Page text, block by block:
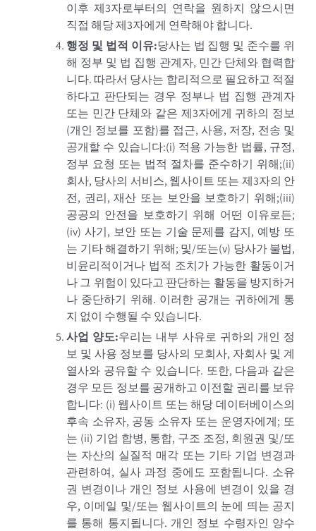
이후 제3자로부터의 연락을 원하지 않으시면
직접 해당 제3자에게 연락해야 합니다.
행정 및 법적 이유:당사는 법 집행 및 준수를 위
해 정부 및 법 집행 관계자, 민간 단체와 협력합
니다. 따라서 당사는 합리적으로 필요하고 적절
하다고 판단되는 경우 정부나 법 집행 관계자
또는 민간 단체와 같은 제3자에게 귀하의 정보
(개인 정보를 포함)를 접근, 사용, 저장, 전송 및
공개할 수 있습니다:(i) 적용 가능한 법률, 규정,
정부 요청 또는 법적 절차를 준수하기 위해;(ii)
회사, 당사의 서비스, 웹사이트 또는 제3자의 안
전, 권리, 재산 또는 보안을 보호하기 위해;(iii)
공공의 안전을 보호하기 위해 어떤 이유로든;
(iv) 사기, 보안 또는 기술 문제를 감지, 예방 또
는 기타 해결하기 위해; 및/또는(v) 당사가 불법,
비윤리적이거나 법적 조치가 가능한 활동이거
나 그 위험이 있다고 판단하는 활동을 방지하거
나 중단하기 위해. 이러한 공개는 귀하에게 통
지 없이 수행될 수 있습니다.
사업 양도:우리는 내부 사유로 귀하의 개인 정
보 및 사용 정보를 당사의 모회사, 자회사 및 계
열사와 공유할 수 있습니다. 또한, 다음과 같은
경우 모든 정보를 공개하고 이전할 권리를 보유
합니다: (i) 웹사이트 또는 해당 데이터베이스의
후속 소유자, 공동 소유자 또는 운영자에게; 또
는 (ii) 기업 합병, 통합, 구조 조정, 회원권 및/또
는 자산의 실질적 매각 또는 기타 기업 변경과
관련하여, 실사 과정 중에도 포함됩니다. 소유
권 변경이나 개인 정보 사용에 변경이 있을 경
우, 이메일 및/또는 웹사이트의 눈에 띄는 공지
를 통해 통지됩니다. 개인 정보 수령자인 양수